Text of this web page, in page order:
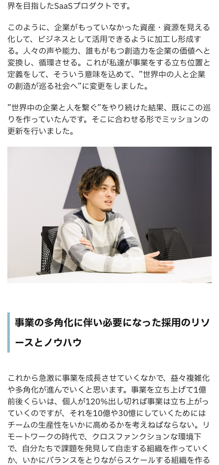
界を目指したSaaSプロダクトです。
このように、企業がもっていなかった資産・資源を見える
化して、ビジネスとして活用できるように加工し形成す
る。人々の声や能力、誰もがもつ創造力を企業の価値へと
変換し、循環させる。これが私達が事業をする立ち位置と
定義をして、そういう意味を込めて、”世界中の人と企業
の創造が巡る社会へ”に変更をしました。
”世界中の企業と人を繋ぐ”をやり続けた結果、既にこの巡
りを作っていたんです。そこに合わせる形でミッションの
更新を行いました。
事業の多角化に伴い必要になった採用のリソ
ースとノウハウ
これから急激に事業を成長させていくなかで、益々複雑化
や多角化が進んでいくと思います。事業を立ち上げて1億
前後くらいは、個人が120％出し切れば事業は立ち上がっ
ていくのですが、それを10億や30憶にしていくためには
チームの生産性をいかに高めるかを考えねばならない。リ
モートワークの時代で、クロスファンクションな環境下
で、自分たちで課題を発見して自走する組織を作っていく
か、いかにバランスをとりながらスケールする組織を作る